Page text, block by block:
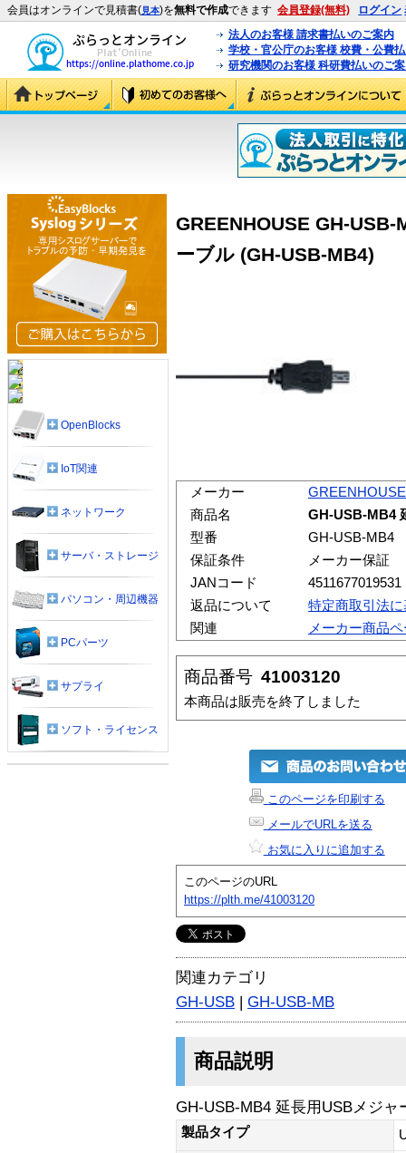
会員はオンラインで見積書(見本)を無料で作成できます 会員登録(無料) ログイン
法人のお客様 請求書払いのご案内
学校・官公庁のお客様 校費・公費
研究機関のお客様 科研費払いのご
GREENHOUSE GH-
ーブル (GH-USB-MB4)
メーカー
GREENHOUSE
商品名
GH-USB-MB4
型番
GH-USB-MB4
保証条件
メーカー保証
JANコード
4511677019531
返品について
特定商取引法
関連
メーカー商品
商品番号 41003120
本商品は販売を終了しました
このページを印刷する
メールでURLを送る
お気に入りに追加する
このページのURL
https://plth.me/41003120
関連カテゴリ
GH-USB | GH-USB-MB
商品説明
GH-USB-MB4 延長用USBメジャ
製品タイプ
OpenBlocks
IoT関連
ネットワーク
サーバ・ストレージ
パソコン・周辺機器
PCパーツ
サプライ
ソフト・ライセンス